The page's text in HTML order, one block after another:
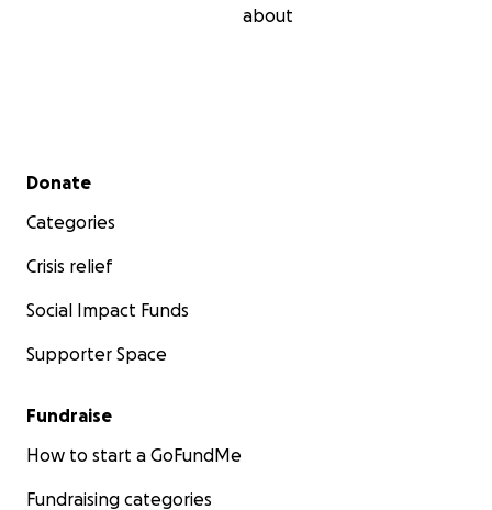
about
Secondary menu
Donate
Categories
Crisis relief
Social Impact Funds
Supporter Space
Fundraise
How to start a GoFundMe
Fundraising categories